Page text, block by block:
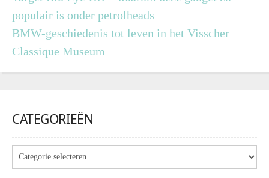
populair is onder petrolheads
BMW-geschiedenis tot leven in het Visscher
Classique Museum
CATEGORIEËN